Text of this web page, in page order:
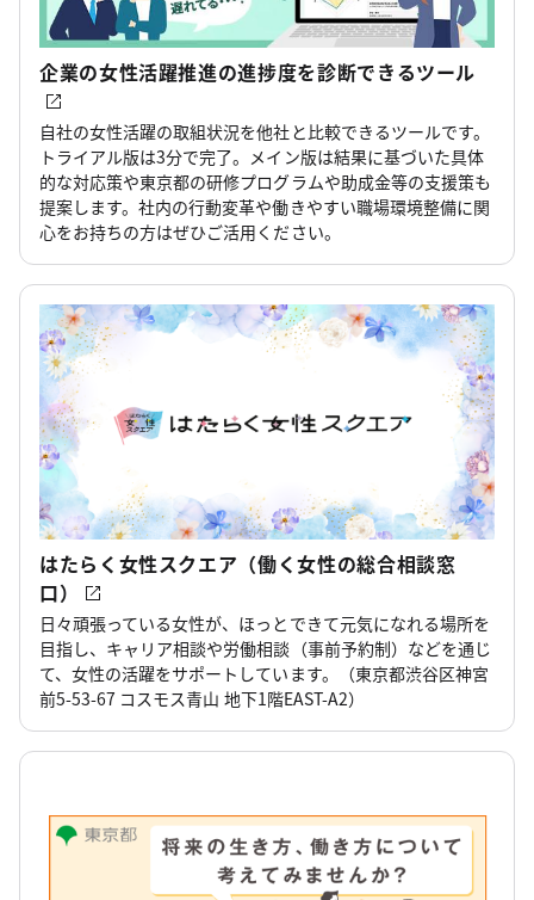
企業の女性活躍推進の進捗度を診断できるツール
自社の女性活躍の取組状況を他社と比較できるツールです。
トライアル版は3分で完了。メイン版は結果に基づいた具体
的な対応策や東京都の研修プログラムや助成金等の支援策も
提案します。社内の行動変革や働きやすい職場環境整備に関
心をお持ちの方はぜひご活用ください。
はたらく女性スクエア（働く女性の総合相談窓
口）
日々頑張っている女性が、ほっとできて元気になれる場所を
目指し、キャリア相談や労働相談（事前予約制）などを通じ
て、女性の活躍をサポートしています。（東京都渋谷区神宮
前5-53-67 コスモス青山 地下1階EAST-A2）